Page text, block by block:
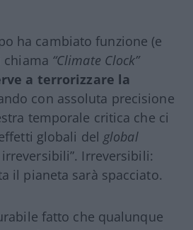
ha cambiato funzione (e
chiama “Climate Clock”
a terrorizzare la
con assoluta precisione
temporale critica che ci
globali del global
Irreversibili:
il pianeta sarà spacciato.
fatto che qualunque